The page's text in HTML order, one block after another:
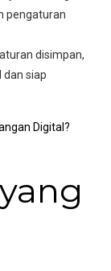
pengaturan
disimpan,
siap
Digital?